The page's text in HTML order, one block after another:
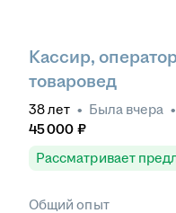
Кассир,
товаровед
38лет • Была вчера •
45 000 ₽
Рассматривает
Общий опыт